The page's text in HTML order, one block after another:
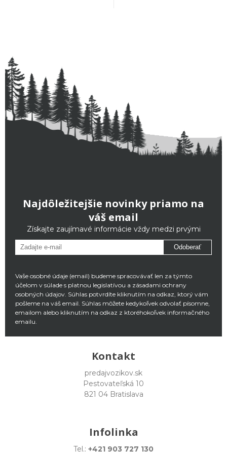
Najdôležitejšie novinky priamo na
váš email
Získajte zaujímavé informácie vždy medzi prvými
Odoberať
Vaše osobné údaje (email) budeme spracovávať len za týmto
účelom v súlade s platnou legislatívou a zásadami ochrany
osobných údajov. Súhlas potvrdíte kliknutím na odkaz, ktorý vám
pošleme na váš email. Súhlas môžete kedykoľvek odvolať písomne,
emailom alebo kliknutím na odkaz z ktoréhokoľvek informačného
emailu.
Kontakt
predajvozikov.sk
Pestovateľská 10
821 04 Bratislava
Infolinka
Tel.: +421 903 727 130